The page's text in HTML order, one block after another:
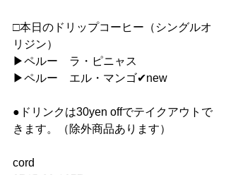
□本日のドリップコーヒー（シングルオ
リジン）
▶︎ペルー　ラ・ピニャス
▶︎ペルー　エル・マンゴ✔︎new
●ドリンクは30yen offでテイクアウトで
きます。（除外商品あります）
cord